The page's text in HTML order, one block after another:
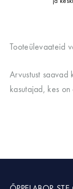
Tooteülevaateid
Arvustust saavad
kasutajad, kes